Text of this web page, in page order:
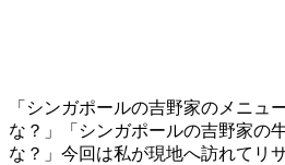
「シンガポールの吉野家のメニュ
な？」「シンガポールの吉野家の
な？」今回は私が現地へ訪れてリ